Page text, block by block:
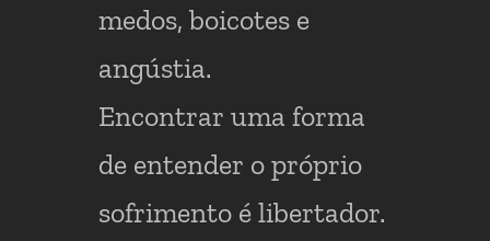
medos, boicotes e
angústia.
Encontrar uma forma
de entender o próprio
sofrimento é libertador.